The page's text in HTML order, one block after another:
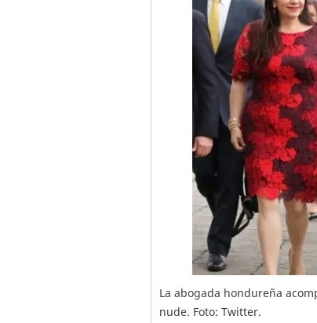
La abogada hondureña
nude. Foto: Twitter.